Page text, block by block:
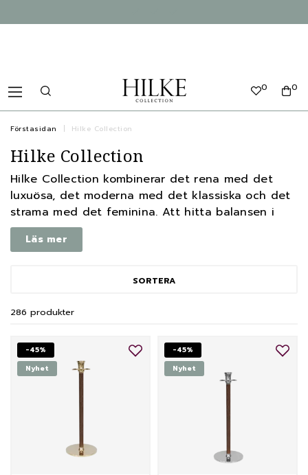
0
0
Förstasidan Hilke Collection
Hilke Collection
Hilke Collection kombinerar det rena med det
luxuösa, det moderna med det klassiska och det
strama med det feminina. Att hitta balansen i
varje produkt är vad vi kallar ’Hilke Collections
designsignatur’ och inspirationen bakom vår
och från det skandinaviska. Hilke Collection har
inspiration från konst, mode och samtid med
inredning.
Läs mer
SORTERA
286 produkter
-45%
Nyhet
-45%
Nyhet